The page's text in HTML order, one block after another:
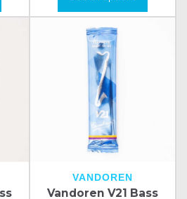
VANDOREN
Vandoren V21 Bass